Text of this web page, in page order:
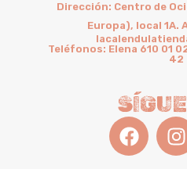
Dirección: Centro de
Europa), local 1A.
Teléfonos: Elena 610 01
42